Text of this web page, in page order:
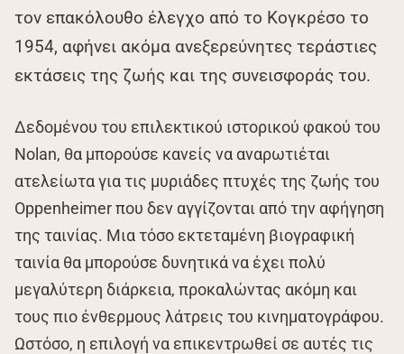
τον επακόλουθο έλεγχο από το Κογκρέσο το
1954, αφήνει ακόμα ανεξερεύνητες τεράστιες
εκτάσεις της ζωής και της συνεισφοράς του.
Δεδομένου του επιλεκτικού ιστορικού φακού του
Nolan, θα μπορούσε κανείς να αναρωτιέται
ατελείωτα για τις μυριάδες πτυχές της ζωής του
Oppenheimer που δεν αγγίζονται από την αφήγηση
της ταινίας. Μια τόσο εκτεταμένη βιογραφική
ταινία θα μπορούσε δυνητικά να έχει πολύ
μεγαλύτερη διάρκεια, προκαλώντας ακόμη και
τους πιο ένθερμους λάτρεις του κινηματογράφου.
Ωστόσο, η επιλογή να επικεντρωθεί σε αυτές τις